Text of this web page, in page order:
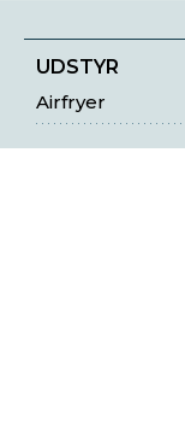
UDSTYR
Airfryer